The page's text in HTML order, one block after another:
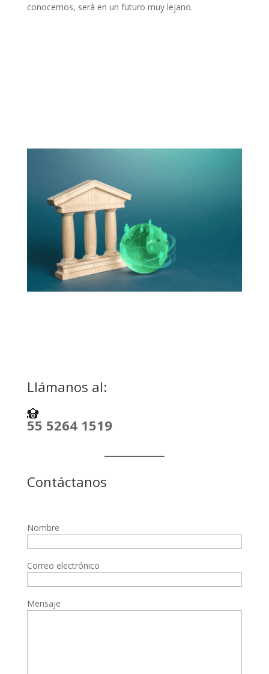
conocemos, será en un futuro muy lejano.
Llámanos al:
55 5264 1519
Contáctanos
Nombre
Correo electrónico
Mensaje